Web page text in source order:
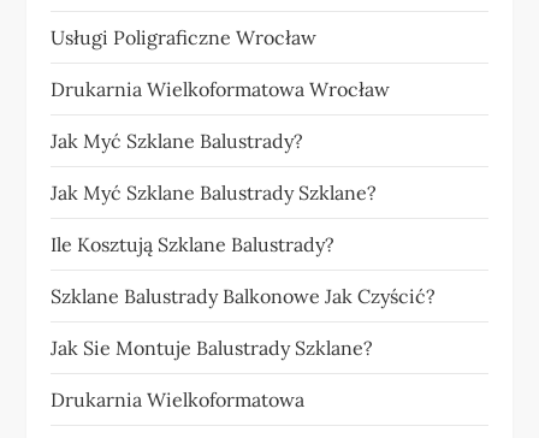
Usługi Poligraficzne Wrocław
Drukarnia Wielkoformatowa Wrocław
Jak Myć Szklane Balustrady?
Jak Myć Szklane Balustrady Szklane?
Ile Kosztują Szklane Balustrady?
Szklane Balustrady Balkonowe Jak Czyścić?
Jak Sie Montuje Balustrady Szklane?
Drukarnia Wielkoformatowa